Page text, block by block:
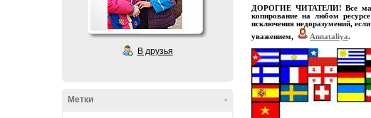
В друзья
-
Метки
ДОРОГИЕ ЧИТАТЕЛИ! Все
копирование на любом
исключения недоразумений,
уважением,
Annataliya.